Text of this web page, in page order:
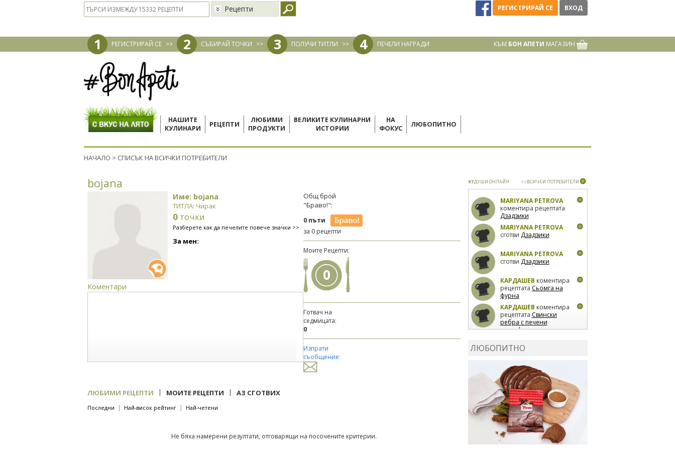
Рецепти РЕГИСТРИРАЙ СЕ ВХОД
1 РЕГИСТРИРАЙ СЕ >> 2 СЪБИРАЙ ТОЧКИ >> 3 ПОЛУЧИ ТИТЛИ >> 4 ПЕЧЕЛИ НАГРАДИ КЪМ БОН АПЕТИ МАГАЗИН
НАШИТЕ
КУЛИНАРИ
РЕЦЕПТИ
ЛЮБИМИ
ПРОДУКТИ
ВЕЛИКИТЕ КУЛИНАРНИ
ИСТОРИИ
НА
ФОКУС
ЛЮБОПИТНО
НАЧАЛО > СПИСЪК НА ВСИЧКИ ПОТРЕБИТЕЛИ
bojana
Име: bojana
ТИТЛА: Чирак
0 точки
Разберете как да печелите повече значки >>
За мен:
Коментари
Общ брой
"Браво!":
0 пъти
за 0 рецепти
Моите Рецепти:
0
Готвач на
седмицата:
0
Изпрати
съобщение:
ЛЮБИМИ РЕЦЕПТИ | МОИТЕ РЕЦЕПТИ | АЗ СГОТВИХ
Последни | Най-висок рейтинг | Най-четени
Не бяха намерени резултати, отговарящи на посочените критерии.
97ДУШИ ОНЛАЙН >>ВСИЧКИ ПОТРЕБИТЕЛИ
MARIYANA PETROVA
коментира рецептата
Дзадзики
MARIYANA PETROVA
сготви Дзадзики
MARIYANA PETROVA
сготви Дзадзики
КАРДАШЕВ коментира
рецептата Сьомга на
фурна
КАРДАШЕВ коментира
рецептата Свински
ребра с печени
картофи
лимон
коментира рецептата
Киноа със зеленчуци
ЛЮБОПИТНО